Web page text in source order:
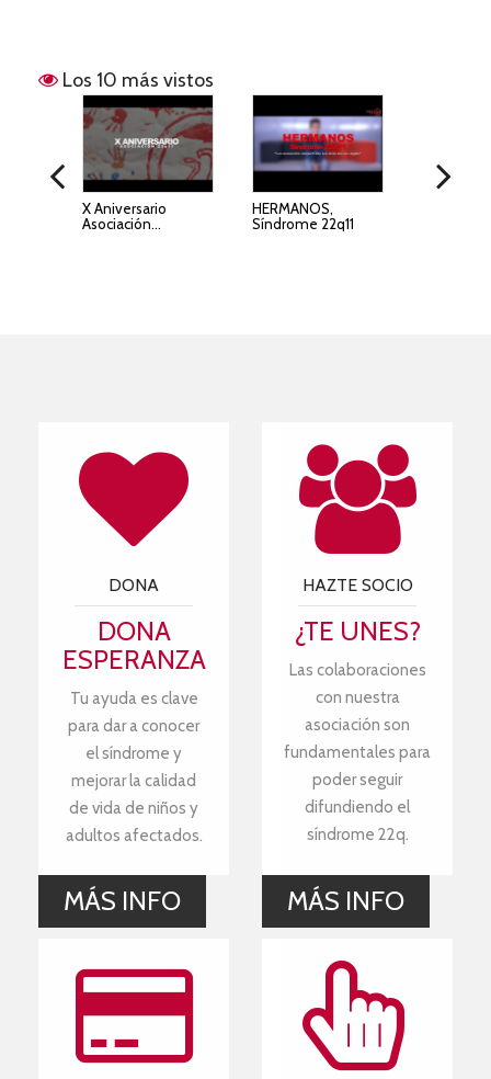
Los 10 más vistos
X Aniversario
Asociación...
HERMANOS,
Síndrome 22q11
DONA
DONA
ESPERANZA
Tu ayuda es clave
para dar a conocer
el síndrome y
mejorar la calidad
de vida de niños y
adultos afectados.
MÁS INFO
HAZTE SOCIO
¿TE UNES?
Las colaboraciones
con nuestra
asociación son
fundamentales para
poder seguir
difundiendo el
síndrome 22q.
MÁS INFO